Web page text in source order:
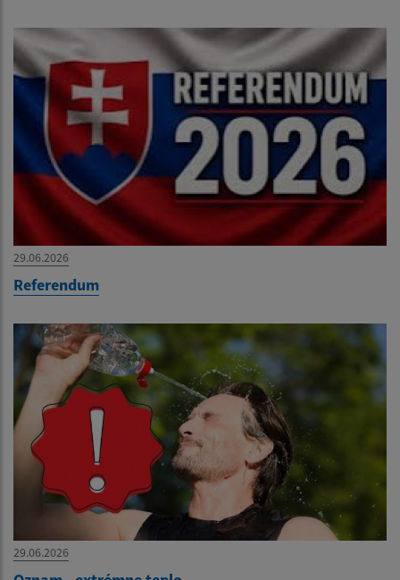
29.06.2026
Referendum
29.06.2026